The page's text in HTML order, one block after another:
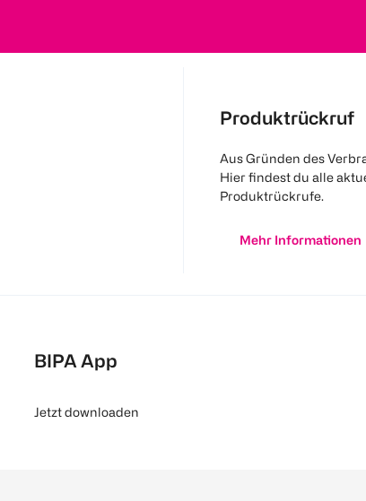
Produktrückruf
Aus Gründen des
Hier findest du alle
Produktrückrufe.
Mehr Informationen
BIPA App
Jetzt downloaden